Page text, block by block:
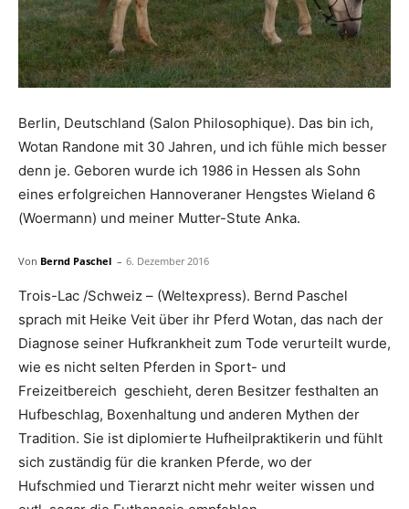
Berlin, Deutschland (Salon Philosophique). Das bin ich,
Wotan Randone mit 30 Jahren, und ich fühle mich besser
denn je. Geboren wurde ich 1986 in Hessen als Sohn
eines erfolgreichen Hannoveraner Hengstes Wieland 6
(Woermann) und meiner Mutter-Stute Anka.
Von Bernd Paschel – 6. Dezember 2016
Trois-Lac /Schweiz – (Weltexpress). Bernd Paschel
sprach mit Heike Veit über ihr Pferd Wotan, das nach der
Diagnose seiner Hufkrankheit zum Tode verurteilt wurde,
wie es nicht selten Pferden in Sport- und
Freizeitbereich geschieht, deren Besitzer festhalten an
Hufbeschlag, Boxenhaltung und anderen Mythen der
Tradition. Sie ist diplomierte Hufheilpraktikerin und fühlt
sich zuständig für die kranken Pferde, wo der
Hufschmied und Tierarzt nicht mehr weiter wissen und